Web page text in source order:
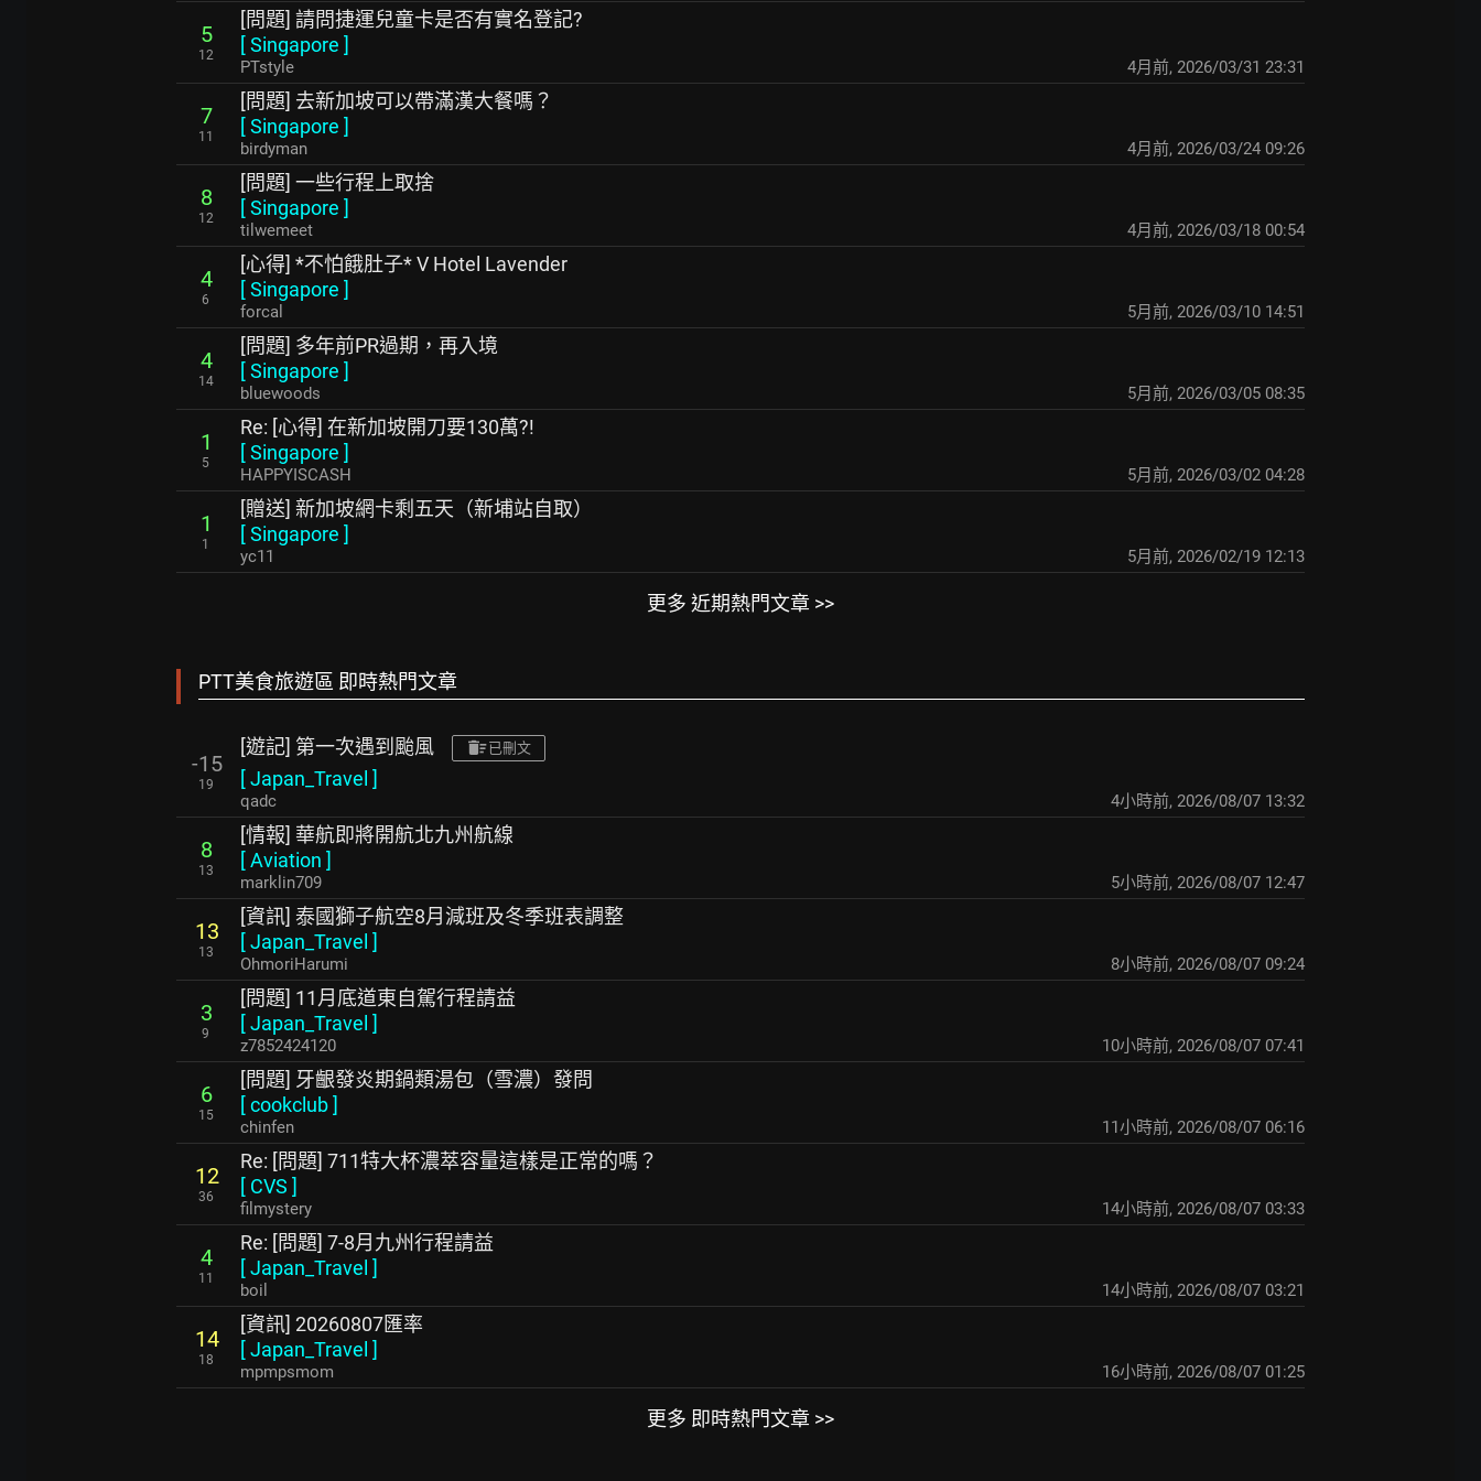
5
12
[問題] 請問捷運兒童卡是否有實名登記?
[Singapore ]
PTstyle 4月前, 2026/03/31 23:31
7
11
[問題] 去新加坡可以帶滿漢大餐嗎？
[Singapore ]
birdyman 4月前, 2026/03/24 09:26
8
12
[問題] 一些行程上取捨
[Singapore ]
tilwemeet 4月前, 2026/03/18 00:54
4
6
[心得] *不怕餓肚子* V Hotel Lavender
[Singapore ]
forcal 5月前, 2026/03/10 14:51
4
14
[問題] 多年前PR過期，再入境
[Singapore ]
bluewoods 5月前, 2026/03/05 08:35
1
5
Re: [心得] 在新加坡開刀要130萬?!
[Singapore ]
HAPPYISCASH 5月前, 2026/03/02 04:28
1
1
[贈送] 新加坡網卡剩五天（新埔站自取）
[Singapore ]
yc11 5月前, 2026/02/19 12:13
更多 近期熱門文章 >>
PTT美食旅遊區 即時熱門文章
-15
19
[遊記] 第一次遇到颱風 已刪文
[Japan_Travel ]
qadc 4小時前, 2026/08/07 13:32
8
13
[情報] 華航即將開航北九州航線
[Aviation ]
marklin709 5小時前, 2026/08/07 12:47
13
13
[資訊] 泰國獅子航空8月減班及冬季班表調整
[Japan_Travel ]
OhmoriHarumi 8小時前, 2026/08/07 09:24
3
9
[問題] 11月底道東自駕行程請益
[Japan_Travel ]
z7852424120 10小時前, 2026/08/07 07:41
6
15
[問題] 牙齦發炎期鍋類湯包（雪濃）發問
[cookclub]
chinfen 11小時前, 2026/08/07 06:16
12
36
Re: [問題] 711特大杯濃萃容量這樣是正常的嗎？
[ CVS ]
filmystery 14小時前, 2026/08/07 03:33
4
11
Re: [問題] 7-8月九州行程請益
[Japan_Travel ]
boil 14小時前, 2026/08/07 03:21
14
18
[資訊] 20260807匯率
[Japan_Travel ]
mpmpsmom 16小時前, 2026/08/07 01:25
更多 即時熱門文章 >>